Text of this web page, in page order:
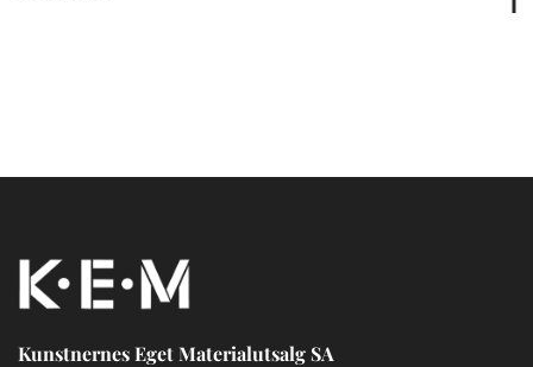
Kunstnernes Eget Materialutsalg SA